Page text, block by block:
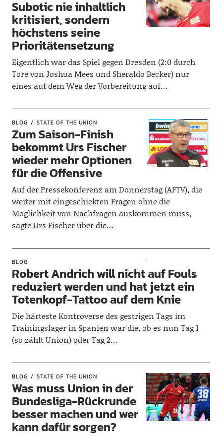
Subotic nie inhaltlich
kritisiert, sondern
höchstens seine
Prioritätensetzung
Eigentlich war das Spiel gegen Dresden (2:0 durch
Tore von Joshua Mees und Sheraldo Becker) nur
eines auf dem Weg der Vorbereitung auf…
BLOG STATE OF THE UNION
Zum Saison-Finish
bekommt Urs Fischer
wieder mehr Optionen
für die Offensive
Auf der Pressekonferenz am Donnerstag (AFTV), die
weiter mit eingeschickten Fragen ohne die
Möglichkeit von Nachfragen auskommen muss,
sagte Urs Fischer über die…
BLOG
Robert Andrich will nicht auf Fouls
reduziert werden und hat jetzt ein
Totenkopf-Tattoo auf dem Knie
Die härteste Kontroverse des gestrigen Tags im
Trainingslager in Spanien war die, ob es nun Tag 1
(so zählt Union) oder Tag 2…
BLOG STATE OF THE UNION
Was muss Union in der
Bundesliga-Rückrunde
besser machen und wer
kann dafür sorgen?